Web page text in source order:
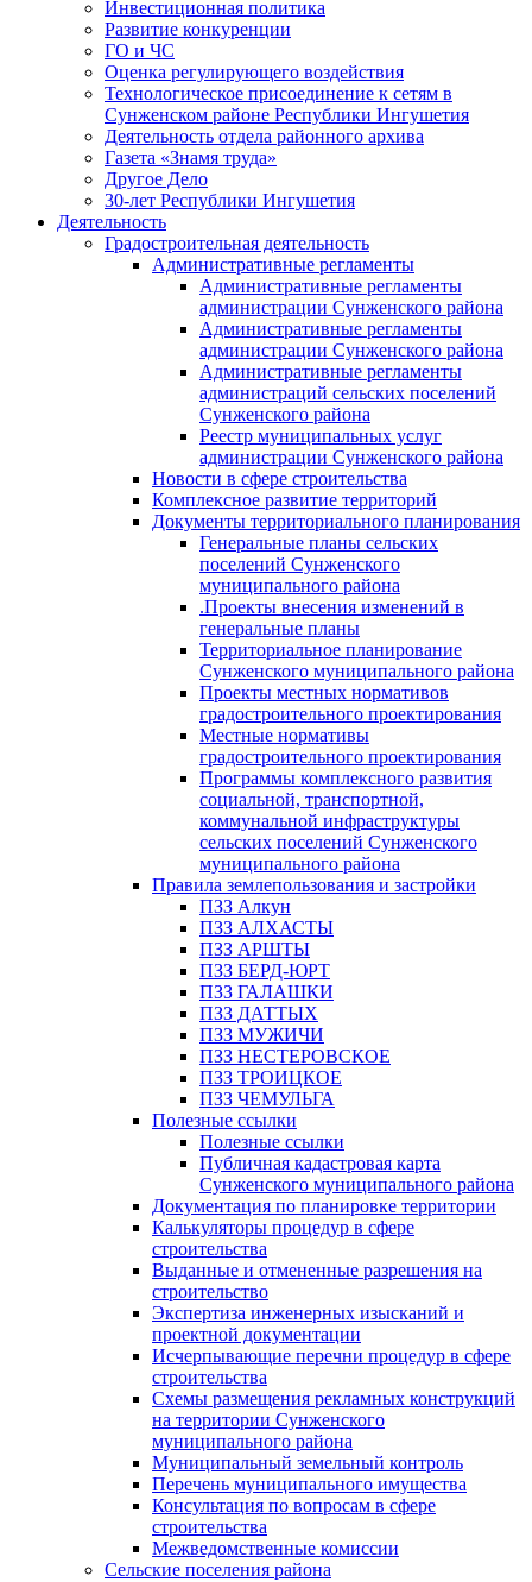
Инвестиционная политика
Развитие конкуренции
ГО и ЧС
Оценка регулирующего воздействия
Технологическое присоединение к сетям в
Сунженском районе Республики Ингушетия
Деятельность отдела районного архива
Газета «Знамя труда»
Другое Дело
30-лет Республики Ингушетия
Деятельность
Градостроительная деятельность
Административные регламенты
Административные регламенты
администрации Сунженского района
Административные регламенты
администрации Сунженского района
Административные регламенты
администраций сельских поселений
Сунженского района
Реестр муниципальных услуг
администрации Сунженского района
Новости в сфере строительства
Комплексное развитие территорий
Документы территориального планирования
Генеральные планы сельских
поселений Сунженского
муниципального района
.Проекты внесения изменений в
генеральные планы
Территориальное планирование
Сунженского муниципального района
Проекты местных нормативов
градостроительного проектирования
Местные нормативы
градостроительного проектирования
Программы комплексного развития
социальной, транспортной,
коммунальной инфраструктуры
сельских поселений Сунженского
муниципального района
Правила землепользования и застройки
ПЗЗ Алкун
ПЗЗ АЛХАСТЫ
ПЗЗ АРШТЫ
ПЗЗ БЕРД-ЮРТ
ПЗЗ ГАЛАШКИ
ПЗЗ ДАТТЫХ
ПЗЗ МУЖИЧИ
ПЗЗ НЕСТЕРОВСКОЕ
ПЗЗ ТРОИЦКОЕ
ПЗЗ ЧЕМУЛЬГА
Полезные ссылки
Полезные ссылки
Публичная кадастровая карта
Сунженского муниципального района
Документация по планировке территории
Калькуляторы процедур в сфере
строительства
Выданные и отмененные разрешения на
строительство
Экспертиза инженерных изысканий и
проектной документации
Исчерпывающие перечни процедур в сфере
строительства
Схемы размещения рекламных конструкций
на территории Сунженского
муниципального района
Муниципальный земельный контроль
Перечень муниципального имущества
Консультация по вопросам в сфере
строительства
Межведомственные комиссии
Сельские поселения района